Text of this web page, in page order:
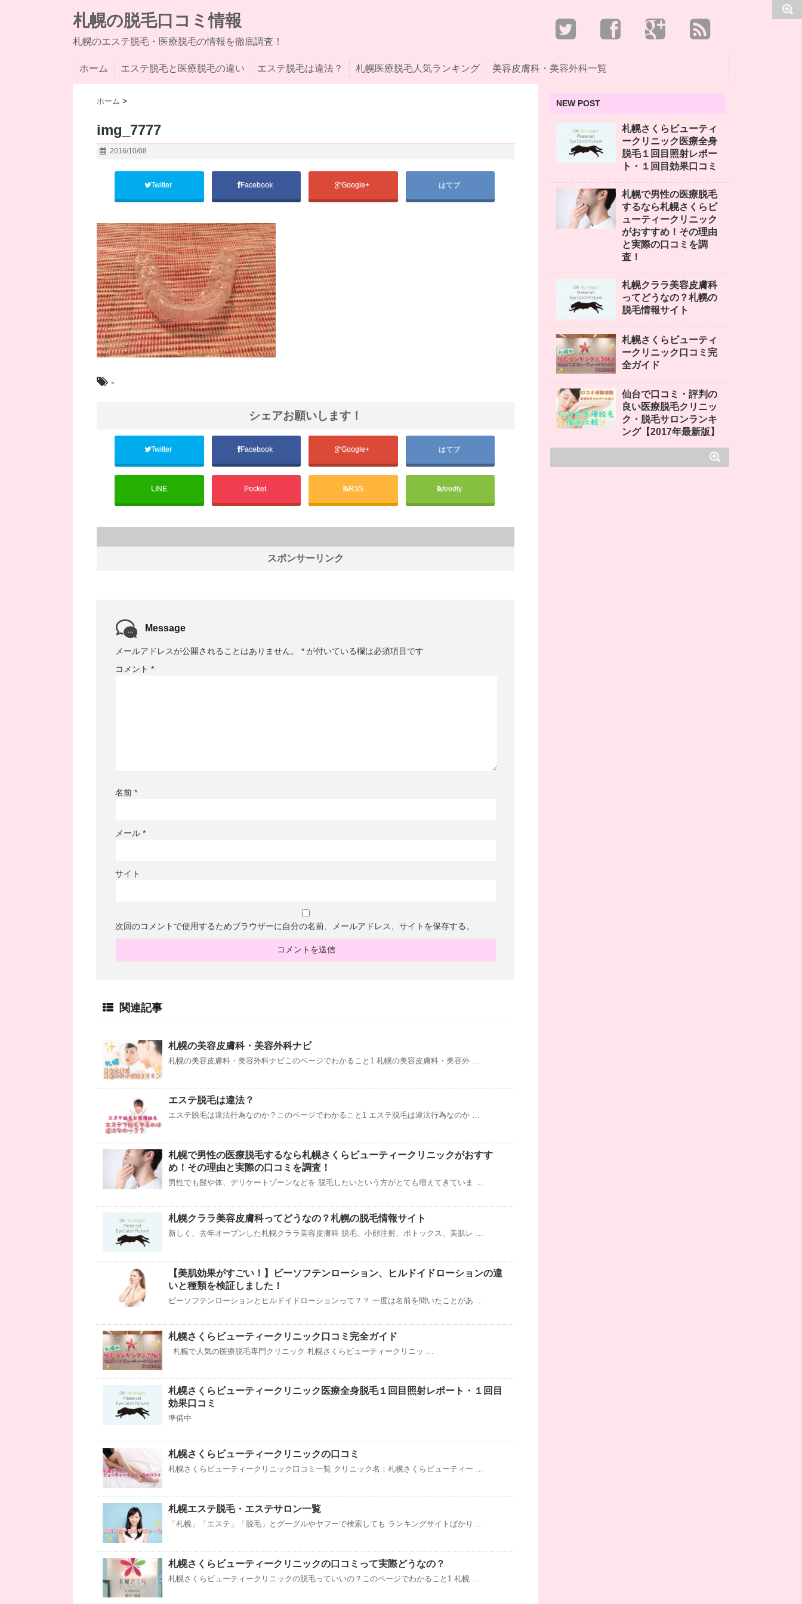
札幌の脱毛口コミ情報
札幌のエステ脱毛・医療脱毛の情報を徹底調査！
ホーム エステ脱毛と医療脱毛の違い エステ脱毛は違法？ 札幌医療脱毛人気ランキング 美容皮膚科・美容外科一覧
ホーム >
img_7777
2016/10/08
Twitter Facebook Google+ はてブ
-
シェアお願いします！
Twitter Facebook Google+ はてブ
LINE Pocket RSS feedly
スポンサーリンク
Message
メールアドレスが公開されることはありません。 * が付いている欄は必須項目です
コメント *
名前 *
メール *
サイト
次回のコメントで使用するためブラウザーに自分の名前、メールアドレス、サイトを保存する。
関連記事
札幌の美容皮膚科・美容外科ナビ
札幌の美容皮膚科・美容外科ナビこのページでわかること1 札幌の美容皮膚科・美容外 …
エステ脱毛は違法？
エステ脱毛は違法行為なのか？このページでわかること1 エステ脱毛は違法行為なのか …
札幌で男性の医療脱毛するなら札幌さくらビューティークリニックがおすす
め！その理由と実際の口コミを調査！
男性でも髭や体、デリケートゾーンなどを 脱毛したいという方がとても増えてきていま …
札幌クララ美容皮膚科ってどうなの？札幌の脱毛情報サイト
新しく、去年オープンした札幌クララ美容皮膚科 脱毛、小顔注射、ボトックス、美肌レ …
【美肌効果がすごい！】ビーソフテンローション、ヒルドイドローションの違
いと種類を検証しました！
ビーソフテンローションとヒルドイドローションって？？ 一度は名前を聞いたことがあ …
札幌さくらビューティークリニック口コミ完全ガイド
札幌で人気の医療脱毛専門クリニック 札幌さくらビューティークリニッ …
札幌さくらビューティークリニック医療全身脱毛１回目照射レポート・１回目
効果口コミ
準備中
札幌さくらビューティークリニックの口コミ
札幌さくらビューティークリニック口コミ一覧 クリニック名：札幌さくらビューティー …
札幌エステ脱毛・エステサロン一覧
「札幌」「エステ」「脱毛」とグーグルやヤフーで検索しても ランキングサイトばかり …
札幌さくらビューティークリニックの口コミって実際どうなの？
札幌さくらビューティークリニックの脱毛っていいの？このページでわかること1 札幌 …
NEW POST
札幌さくらビューティ
ークリニック医療全身
脱毛１回目照射レポー
ト・１回目効果口コミ
札幌で男性の医療脱毛
するなら札幌さくらビ
ューティークリニック
がおすすめ！その理由
と実際の口コミを調
査！
札幌クララ美容皮膚科
ってどうなの？札幌の
脱毛情報サイト
札幌さくらビューティ
ークリニック口コミ完
全ガイド
仙台で口コミ・評判の
良い医療脱毛クリニッ
ク・脱毛サロンランキ
ング【2017年最新版】